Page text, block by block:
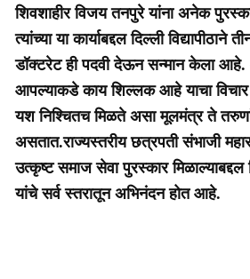
शिवशाहीर विजय तनपुरे यांना अनेक
त्यांच्या या कार्याबद्दल दिल्ली विद्यापीठाने
डॉक्टरेट ही पदवी देऊन सन्मान केला आहे.
आपल्याकडे काय शिल्लक आहे याचा
यश निश्चितच मिळते असा मूलमंत्र ते
असतात.राज्यस्तरीय छत्रपती संभाजी
उत्कृष्ट समाज सेवा पुरस्कार
यांचे सर्व स्तरातून अभिनंदन होत आहे.